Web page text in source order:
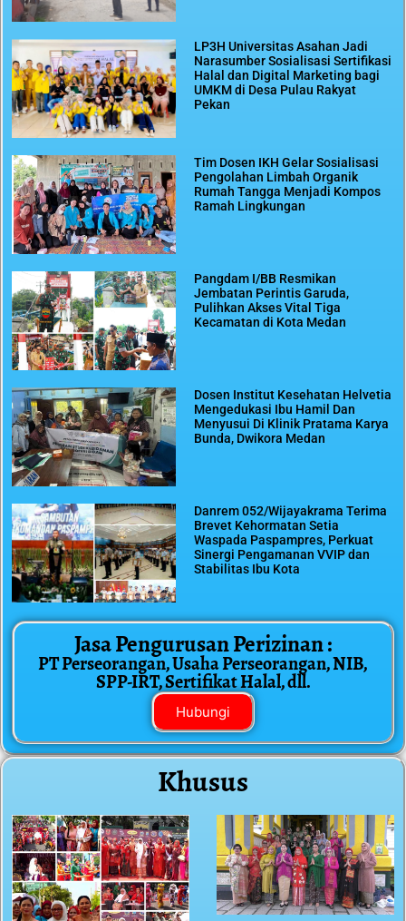
LP3H Universitas Asahan Jadi
Narasumber Sosialisasi Sertifikasi
Halal dan Digital Marketing bagi
UMKM di Desa Pulau Rakyat
Pekan
Tim Dosen IKH Gelar Sosialisasi
Pengolahan Limbah Organik
Rumah Tangga Menjadi Kompos
Ramah Lingkungan
Pangdam I/BB Resmikan
Jembatan Perintis Garuda,
Pulihkan Akses Vital Tiga
Kecamatan di Kota Medan
Dosen Institut Kesehatan Helvetia
Mengedukasi Ibu Hamil Dan
Menyusui Di Klinik Pratama Karya
Bunda, Dwikora Medan
Danrem 052/Wijayakrama Terima
Brevet Kehormatan Setia
Waspada Paspampres, Perkuat
Sinergi Pengamanan VVIP dan
Stabilitas Ibu Kota
Jasa Pengurusan Perizinan :
PT Perseorangan, Usaha Perseorangan, NIB,
SPP-IRT, Sertifikat Halal, dll.
Hubungi
Khusus